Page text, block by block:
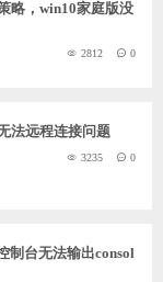
略，win10家庭版没
2812 0
法远程连接问题
3235 0
制台无法输出consol